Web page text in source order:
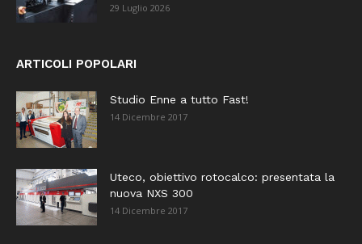
29 Luglio 2026
ARTICOLI POPOLARI
Studio Enne a tutto Fast!
14 Dicembre 2017
Uteco, obiettivo rotocalco: presentata la
nuova NXS 300
14 Dicembre 2017